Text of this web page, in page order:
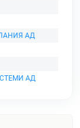
АД
АД